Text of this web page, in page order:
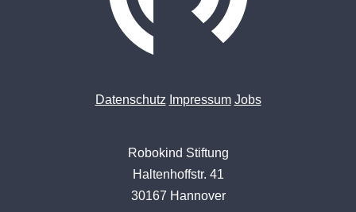
Datenschutz Impressum Jobs
Robokind Stiftung
Haltenhoffstr. 41
30167 Hannover